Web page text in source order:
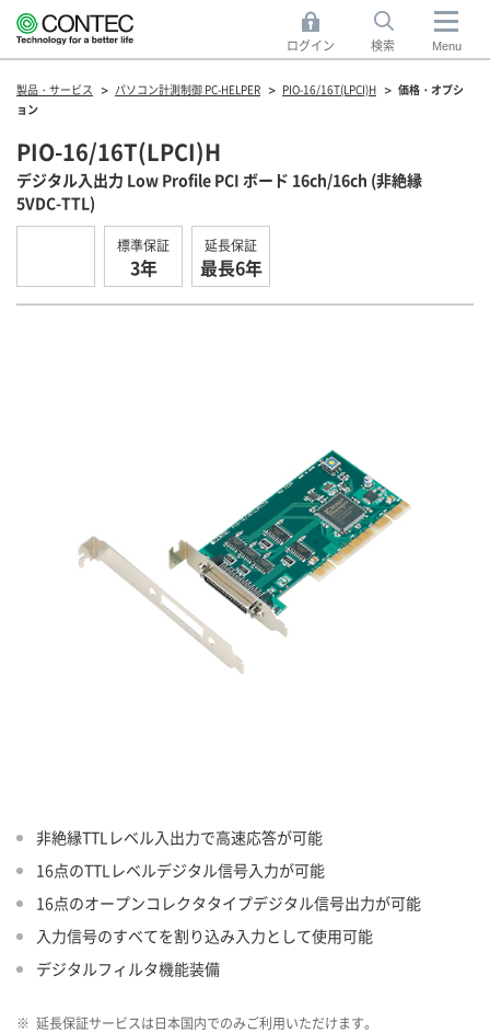
ログイン 検索 Menu
製品・サービス パソコン計測制御 PC-HELPER PIO-16/16T(LPCI)H
価格・オプシ
ョン
PIO-16/16T(LPCI)H
デジタル入出力 Low Profile PCI ボード 16ch/16ch (非絶縁
5VDC-TTL)
標準保証
3年
延長保証
最長6年
非絶縁TTLレベル入出力で高速応答が可能
16点のTTLレベルデジタル信号入力が可能
16点のオープンコレクタタイプデジタル信号出力が可能
入力信号のすべてを割り込み入力として使用可能
デジタルフィルタ機能装備
※ 延長保証サービスは日本国内でのみご利用いただけます。